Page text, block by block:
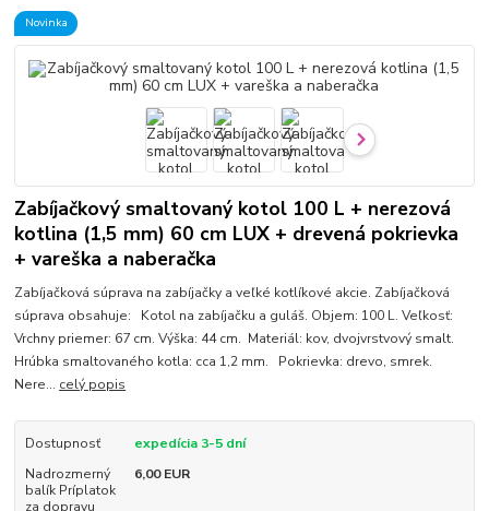
Novinka
Zabíjačkový smaltovaný kotol 100 L + nerezová
kotlina (1,5 mm) 60 cm LUX + drevená pokrievka
+ vareška a naberačka
Zabíjačková súprava na zabíjačky a veľké kotlíkové akcie. Zabíjačková
súprava obsahuje: Kotol na zabíjačku a guláš. Objem: 100 L. Veľkosť:
Vrchny priemer: 67 cm. Výška: 44 cm. Materiál: kov, dvojvrstvový smalt.
Hrúbka smaltovaného kotla: cca 1,2 mm. Pokrievka: drevo, smrek.
Nere... celý popis
Dostupnosť
expedícia 3-5 dní
Nadrozmerný
balík Príplatok
za dopravu
6,00 EUR